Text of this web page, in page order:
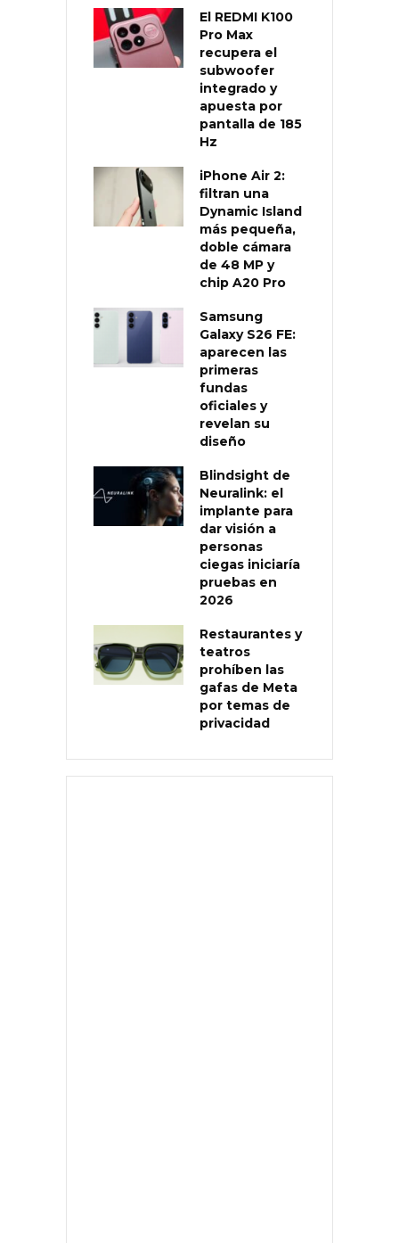
El REDMI K100
Pro Max
recupera el
subwoofer
integrado y
apuesta por
pantalla de 185
Hz
iPhone Air 2:
filtran una
Dynamic Island
más pequeña,
doble cámara
de 48 MP y
chip A20 Pro
Samsung
Galaxy S26 FE:
aparecen las
primeras
fundas
oficiales y
revelan su
diseño
Blindsight de
Neuralink: el
implante para
dar visión a
personas
ciegas iniciaría
pruebas en
2026
Restaurantes y
teatros
prohíben las
gafas de Meta
por temas de
privacidad